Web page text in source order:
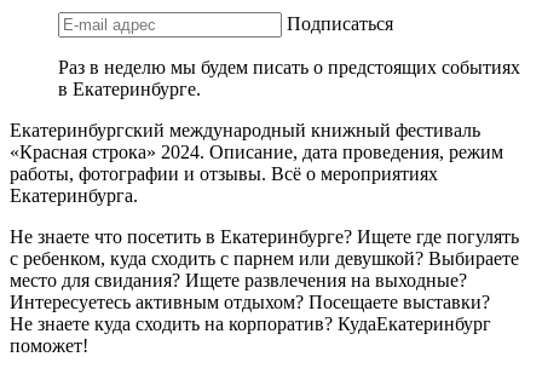
Подписаться
Раз в неделю мы будем писать о предстоящих событиях
в Екатеринбурге.
Екатеринбургский международный книжный фестиваль
«Красная строка» 2024. Описание, дата проведения, режим
работы, фотографии и отзывы. Всё о мероприятиях
Екатеринбурга.
Не знаете что посетить в Екатеринбурге? Ищете где погулять
с ребенком, куда сходить с парнем или девушкой? Выбираете
место для свидания? Ищете развлечения на выходные?
Интересуетесь активным отдыхом? Посещаете выставки?
Не знаете куда сходить на корпоратив? КудаЕкатеринбург
поможет!